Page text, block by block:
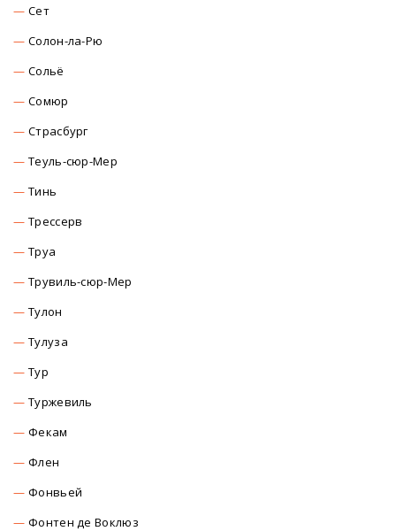
Сет
Солон-ла-Рю
Сольё
Сомюр
Страсбург
Теуль-сюр-Мер
Тинь
Трессерв
Труа
Трувиль-сюр-Мер
Тулон
Тулуза
Тур
Туржевиль
Фекам
Флен
Фонвьей
Фонтен де Воклюз